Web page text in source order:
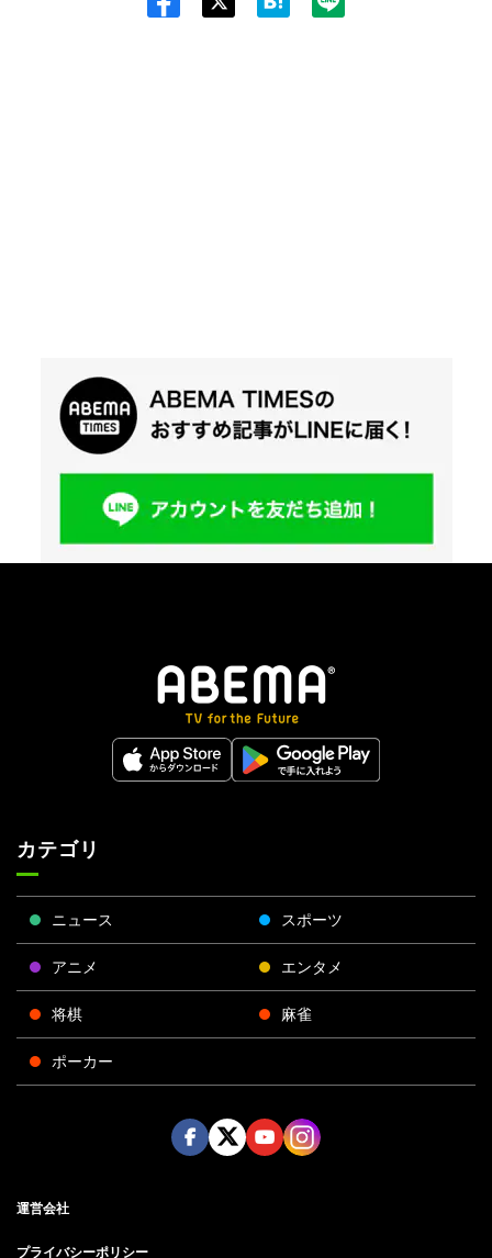
カテゴリ
ニュース スポーツ
アニメ エンタメ
将棋 麻雀
ポーカー
運営会社
プライバシーポリシー